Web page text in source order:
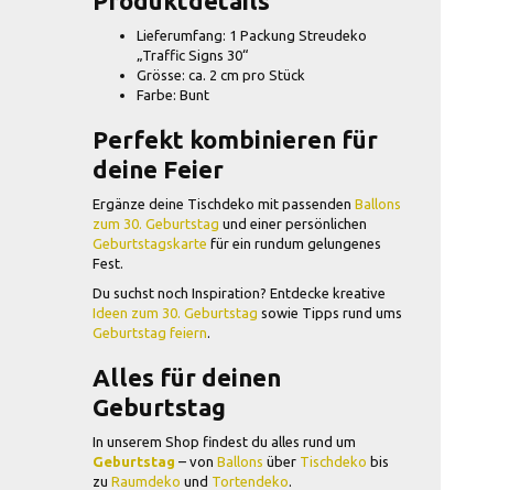
Lieferumfang: 1 Packung Streudeko
„Traffic Signs 30“
Grösse: ca. 2 cm pro Stück
Farbe: Bunt
Perfekt kombinieren für
deine Feier
Ergänze deine Tischdeko mit passenden Ballons
zum 30. Geburtstag und einer persönlichen
Geburtstagskarte für ein rundum gelungenes
Fest.
Du suchst noch Inspiration? Entdecke kreative
Ideen zum 30. Geburtstag sowie Tipps rund ums
Geburtstag feiern
Alles für deinen
Geburtstag
In unserem Shop findest du alles rund um
Geburtstag – von Ballons über Tischdeko bis
zu Raumdeko und Tortendeko